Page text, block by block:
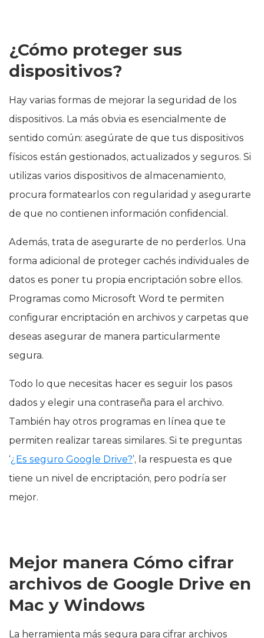
¿Cómo proteger sus
dispositivos?
Hay varias formas de mejorar la seguridad de los
dispositivos. La más obvia es esencialmente de
sentido común: asegúrate de que tus dispositivos
físicos están gestionados, actualizados y seguros. Si
utilizas varios dispositivos de almacenamiento,
procura formatearlos con regularidad y asegurarte
de que no contienen información confidencial.
Además, trata de asegurarte de no perderlos. Una
forma adicional de proteger cachés individuales de
datos es poner tu propia encriptación sobre ellos.
Programas como Microsoft Word te permiten
configurar encriptación en archivos y carpetas que
deseas asegurar de manera particularmente
segura.
Todo lo que necesitas hacer es seguir los pasos
dados y elegir una contraseña para el archivo.
También hay otros programas en línea que te
permiten realizar tareas similares. Si te preguntas
‘¿Es seguro Google Drive?’, la respuesta es que
tiene un nivel de encriptación, pero podría ser
mejor.
Mejor manera Cómo cifrar
archivos de Google Drive en
Mac y Windows
La herramienta más segura para cifrar archivos